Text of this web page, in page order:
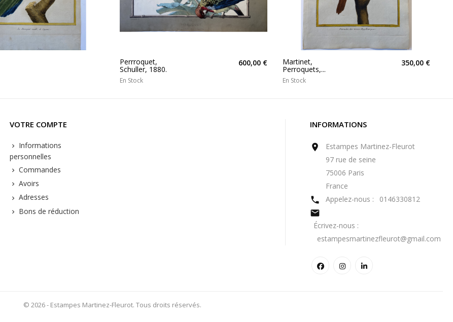
Perrroquet,
Schuller, 1880.
600,00 €
En Stock
Martinet,
Perroquets,...
350,00 €
En Stock
VOTRE COMPTE
Informations
personnelles
Commandes
Avoirs
Adresses
Bons de réduction
INFORMATIONS

Estampes Martinez-Fleurot
97 rue de seine
75006 Paris
France
 Appelez-nous : 0146330812

Écrivez-nous :
estampesmartinezfleurot@gmail.com
© 2026 - Estampes Martinez-Fleurot. Tous droits réservés.